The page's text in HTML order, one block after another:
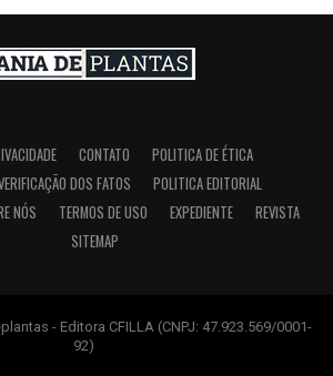
CONTATO
POLITICA DE ÉTICA
DOS FATOS
POLITICA EDITORIAL
NÓS
TERMOS DE USO EXPEDIENTE
REVISTA
SITEMAP
- Editora CFILLA (CNPJ: 47.923.569/0001-
92)